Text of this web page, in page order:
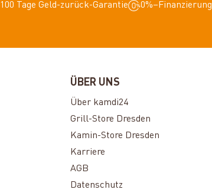
100 Tage Geld-zurück-Garantie 0%–Finanzierung
ÜBER UNS
Über kamdi24
Grill-Store Dresden
Kamin-Store Dresden
Karriere
AGB
Datenschutz